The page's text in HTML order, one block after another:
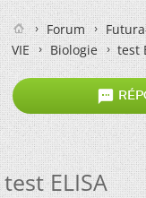
Forum
VIE
Biologie test

test ELISA